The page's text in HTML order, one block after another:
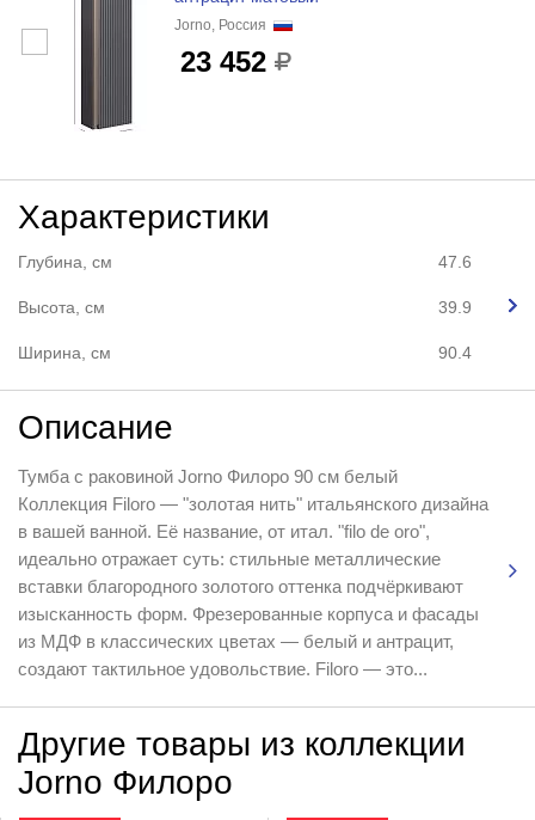
Jorno, Россия
23 452
Характеристики
Глубина, см 47.6
Высота, см 39.9
Ширина, см 90.4
Описание
Тумба с раковиной Jorno Филоро 90 см белый
Коллекция Filoro — "золотая нить" итальянского дизайна
в вашей ванной. Её название, от итал. "filo de oro",
идеально отражает суть: стильные металлические
вставки благородного золотого оттенка подчёркивают
изысканность форм. Фрезерованные корпуса и фасады
из МДФ в классических цветах — белый и антрацит,
создают тактильное удовольствие. Filoro — это...
Другие товары из коллекции
Jorno Филоро